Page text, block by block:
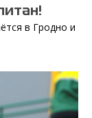
в Гродно и